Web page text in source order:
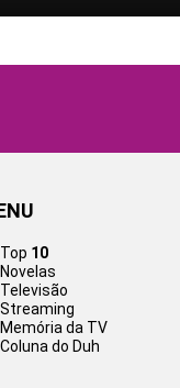
Top 10
Novelas
Televisão
Streaming
Memória da TV
Coluna do Duh